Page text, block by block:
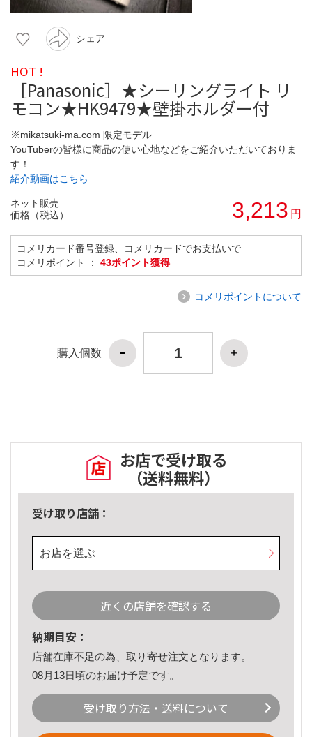
シェア
HOT !
［Panasonic］★シーリングライト リ
モコン★HK9479★壁掛ホルダー付
※mikatsuki-ma.com 限定モデル
YouTuberの皆様に商品の使い心地などをご紹介いただいておりま
す！
紹介動画はこちら
ネット販売
価格（税込）
3,213 円
コメリカード番号登録、コメリカードでお支払いで
コメリポイント ： 43ポイント獲得
コメリポイントについて
購入個数
お店で受け取る
（送料無料）
受け取り店舗：
お店を選ぶ
近くの店舗を確認する
納期目安：
店舗在庫不足の為、取り寄せ注文となります。
08月13日頃のお届け予定です。
受け取り方法・送料について